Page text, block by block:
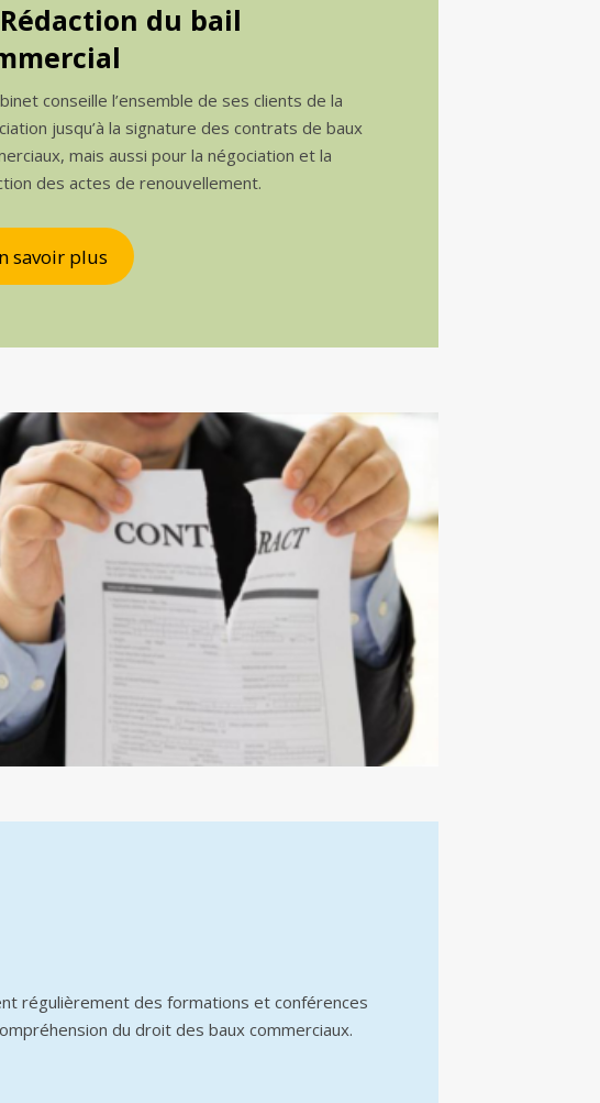
du bail
conseille l’ensemble de ses clients de la
jusqu’à la signature des contrats de baux
mais aussi pour la négociation et la
des actes de renouvellement.
savoir plus
régulièrement des formations et conférences
du droit des baux commerciaux.